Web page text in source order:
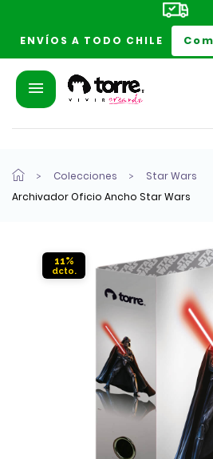
ENVÍOS A TODO CHILE
Colecciones
Star Wars
Archivador Oficio Ancho Star Wars
11%